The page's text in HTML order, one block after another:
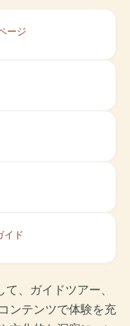
ージ
イド
、ガイドツアー、
ンテンツで体験を充